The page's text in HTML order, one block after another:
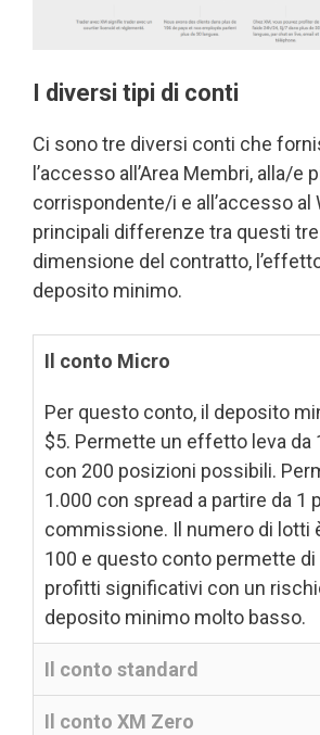
I diversi tipi di conti
Ci sono tre diversi conti che
l’accesso all’Area Membri, alla/e
corrispondente/i e all’accesso al
principali differenze tra questi
dimensione del contratto, l’effetto
deposito minimo.
Il conto Micro
Per questo conto, il deposito
$5. Permette un effetto leva da
con 200 posizioni possibili.
1.000 con spread a partire da 1
commissione. Il numero di lotti
100 e questo conto permette di
profitti significativi con un
deposito minimo molto basso.
Il conto standard
Il conto XM Zero